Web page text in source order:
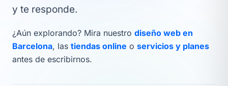
y te responde.
¿Aún explorando? Mira nuestro diseño web en
Barcelona, las tiendas online o servicios y planes
antes de escribirnos.